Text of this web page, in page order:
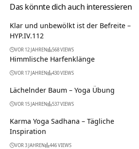
Das könnte dich auch interessieren
Klar und unbewölkt ist der Befreite –
HYP.IV.112
VOR 12 JAHREN 568 VIEWS
Himmlische Harfenklänge
VOR 17 JAHREN 430 VIEWS
Lächelnder Baum – Yoga Übung
VOR 15 JAHREN 537 VIEWS
Karma Yoga Sadhana – Tägliche
Inspiration
VOR 3 JAHREN 446 VIEWS